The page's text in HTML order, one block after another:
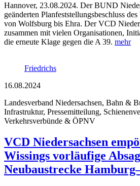
Hannover, 23.08.2024. Der BUND
geänderten Planfeststellungsbeschluss
von Wolfsburg bis Ehra. Der VCD
zusammen mit vielen Organisationen,
die erneute Klage gegen die A 39. mehr
Friedrichs
16.08.2024
Landesverband Niedersachsen, Bahn &
Infrastruktur, Pressemitteilung,
Verkehrsverbünde & ÖPNV
VCD Niedersachsen
Wissings vorläufige
Neubaustrecke